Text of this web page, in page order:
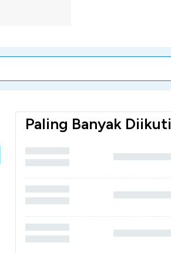
Paling Banyak Diikuti